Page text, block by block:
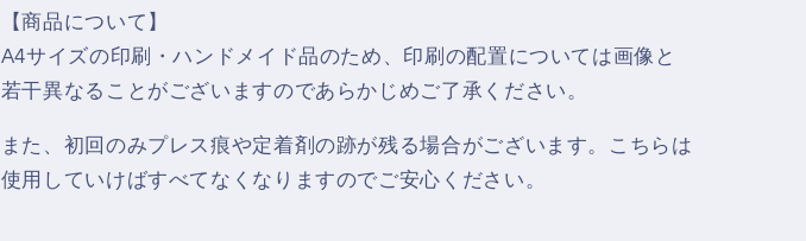
を
減
ら
す
を
増
す
【商品について】
A4サイズの印刷・ハンドメイド品のため、印刷の配置については画像と
若干異なることがございますのであらかじめご了承ください。
また、初回のみプレス痕や定着剤の跡が残る場合がございます。こちらは
使用していけばすべてなくなりますのでご安心ください。